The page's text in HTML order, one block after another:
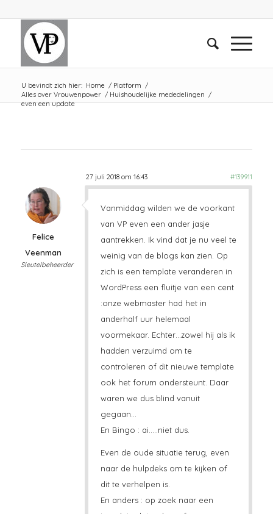
U bevindt zich hier: Home / Platform /
Alles over Vrouwenpower / Huishoudelijke mededelingen /
even een update
27 juli 2018 om 16:43 #139911
Felice
Veenman
Sleutelbeheerder
Vanmiddag wilden we de voorkant
van VP even een ander jasje
aantrekken. Ik vind dat je nu veel te
weinig van de blogs kan zien. Op
zich is een template veranderen in
WordPress een fluitje van een cent
:onze webmaster had het in
anderhalf uur helemaal
voormekaar. Echter…zowel hij als ik
hadden verzuimd om te
controleren of dit nieuwe template
ook het forum ondersteunt. Daar
waren we dus blind vanuit
gegaan…
En Bingo : ai…..niet dus.
Even de oude situatie terug, even
naar de hulpdeks om te kijken of
dit te verhelpen is.
En anders : op zoek naar een